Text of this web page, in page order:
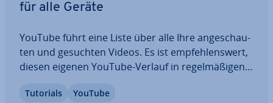
für alle Geräte
YouTube führt eine Liste über alle Ihre an­ge­schau­
ten und gesuchten Videos. Es ist emp­feh­lens­wert,
diesen eigenen YouTube-Verlauf in re­gel­mä­ßi­gen
Sie Ordnung in Ihren au­to­ma­ti­schen YouTube-
Tutorials YouTube